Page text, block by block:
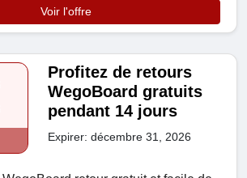
Voir l'offre
Profitez de retours
WegoBoard gratuits
pendant 14 jours
Expirer: décembre 31, 2026